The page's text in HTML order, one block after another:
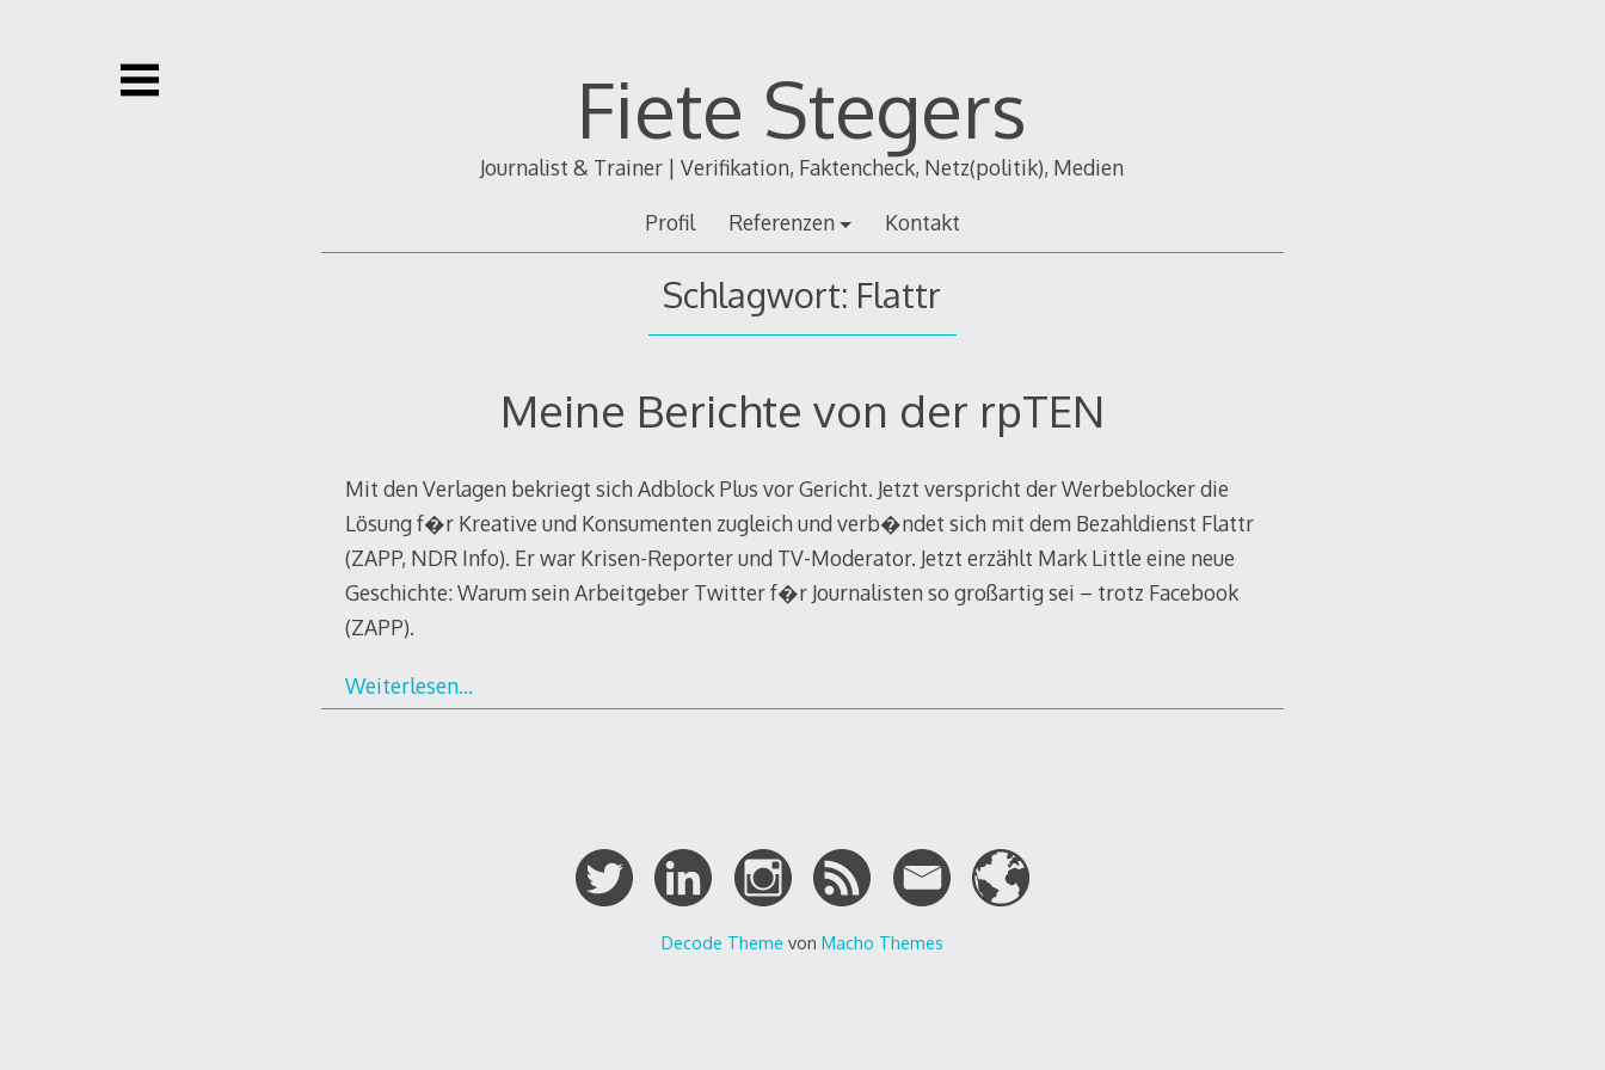
Fiete Stegers
Journalist & Trainer | Verifikation, Faktencheck, Netz(politik), Medien
Profil Referenzen Kontakt
Schlagwort: Flattr
Meine Berichte von der rpTEN
Mit den Verlagen bekriegt sich Adblock Plus vor Gericht. Jetzt verspricht der Werbeblocker die
Lösung f�r Kreative und Konsumenten zugleich und verb�ndet sich mit dem Bezahldienst Flattr
(ZAPP, NDR Info). Er war Krisen-Reporter und TV-Moderator. Jetzt erzählt Mark Little eine neue
Geschichte: Warum sein Arbeitgeber Twitter f�r Journalisten so großartig sei – trotz Facebook
(ZAPP).
Weiterlesen…
Decode Theme von Macho Themes